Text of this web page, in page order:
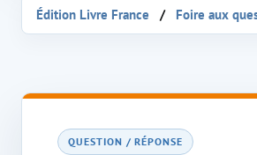
Édition Livre France Foire aux
QUESTION / RÉPONSE